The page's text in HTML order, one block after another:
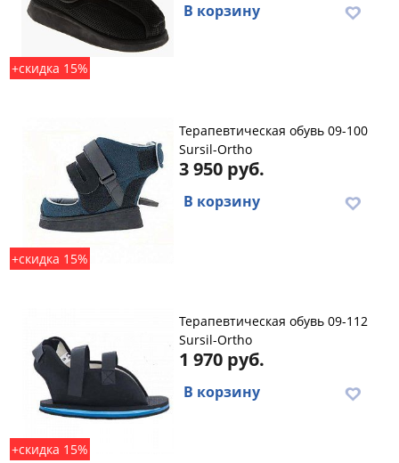
+скидка 15%
В корзину
+скидка 15%
Терапевтическая обувь 09-100
Sursil-Ortho
3 950 руб.
В корзину
+скидка 15%
Терапевтическая обувь 09-112
Sursil-Ortho
1 970 руб.
В корзину